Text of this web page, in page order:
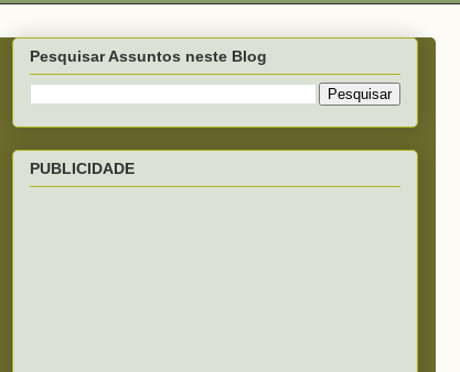
Pesquisar Assuntos neste Blog
PUBLICIDADE